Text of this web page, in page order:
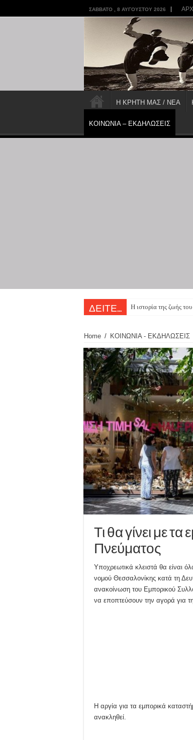
ΣΆΒΒΑΤΟ , 8 ΑΥΓΟΎΣΤΟΥ 2026
Η ΚΡΗΤΗ ΜΑΣ / ΝΕΑ
ΚΟΙΝΩΝΙΑ – ΕΚΔΗΛΩΣΕΙΣ
ΔΕΙΤΕ... Η ιστορία της ζωής του
Home / ΚΟΙΝΩΝΙΑ - ΕΚΔΗΛΩΣΕΙΣ
Τι θα γίνει με
Πνεύματος
Υποχρεωτικά κλειστά θα είναι
νομού Θεσσαλονίκης κατά τη
ανακοίνωση του Εμπορικού
να εποπτεύσουν την αγορά για
Η αργία για τα εμπορικά
ανακληθεί.